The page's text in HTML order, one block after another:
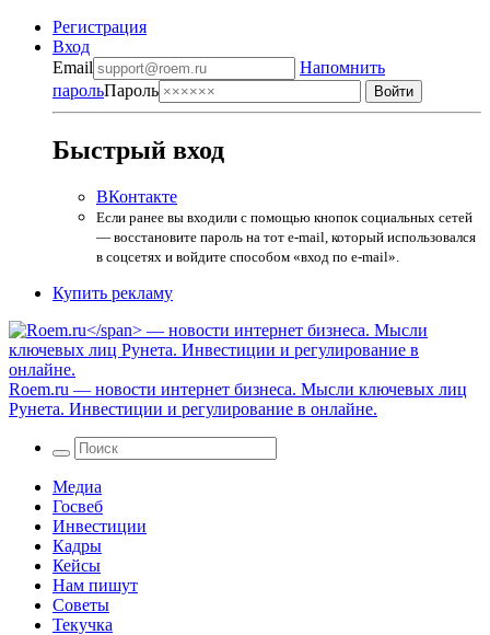
Регистрация
Вход
Email
Напомнить
парольПароль
Быстрый вход
ВКонтакте
Если ранее вы входили с помощью кнопок социальных сетей
— восстановите пароль на тот e-mail, который использовался
в соцсетях и войдите способом «вход по e-mail».
Купить рекламу
Roem.ru — новости интернет бизнеса. Мысли ключевых лиц
Рунета. Инвестиции и регулирование в онлайне.
Медиа
Госвеб
Инвестиции
Кадры
Кейсы
Нам пишут
Советы
Текучка